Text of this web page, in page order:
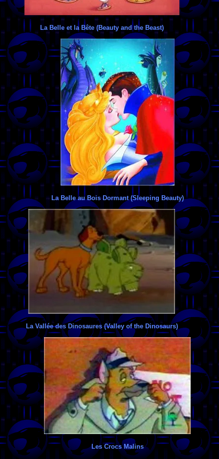
La Belle et la Bête (Beauty and the Beast)
La Belle au Bois Dormant (Sleeping Beauty)
La Vallée des Dinosaures (Valley of the Dinosaurs)
Les Crocs Malins